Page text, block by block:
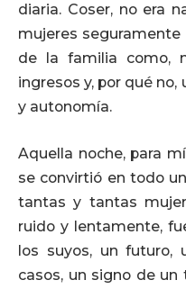
diaria. Coser, no era
mujeres
de la familia como,
ingresos y, por qué
y autonomía.
Aquella noche, para
se convirtió en todo
tantas y tantas
ruido y lentamente,
los suyos, un futuro,
casos, un signo de